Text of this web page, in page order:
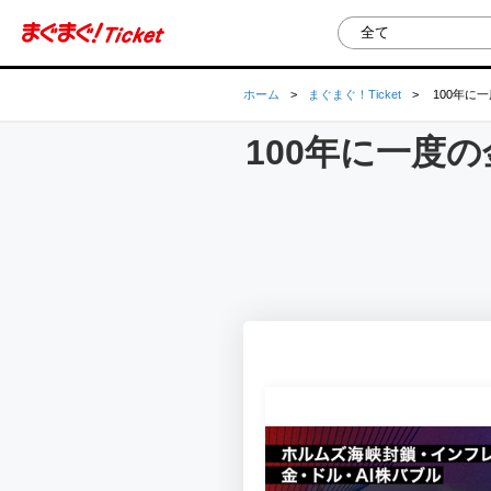
ホーム > まぐまぐ！Ticket > 100年に
100年に一度